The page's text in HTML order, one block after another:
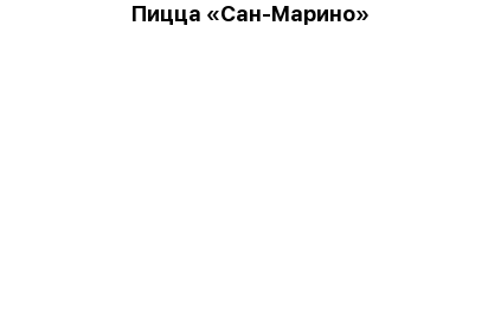
Пицца «Сан-Марино»